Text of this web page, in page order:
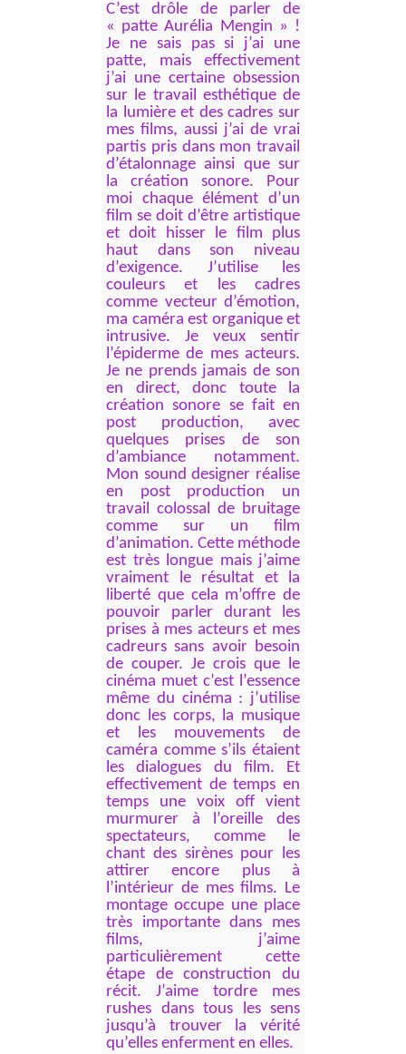
C’est drôle de parler de
« patte Aurélia Mengin » !
Je ne sais pas si j’ai une
patte, mais effectivement
j’ai une certaine obsession
sur le travail esthétique de
la lumière et des cadres sur
mes films, aussi j’ai de vrai
partis pris dans mon travail
d’étalonnage ainsi que sur
la création sonore. Pour
moi chaque élément d’un
film se doit d’être artistique
et doit hisser le film plus
haut dans son niveau
d’exigence. J’utilise les
couleurs et les cadres
comme vecteur d’émotion,
ma caméra est organique et
intrusive. Je veux sentir
l’épiderme de mes acteurs.
Je ne prends jamais de son
en direct, donc toute la
création sonore se fait en
post production, avec
quelques prises de son
d’ambiance notamment.
Mon sound designer réalise
en post production un
travail colossal de bruitage
comme sur un film
d’animation. Cette méthode
est très longue mais j’aime
vraiment le résultat et la
liberté que cela m’offre de
pouvoir parler durant les
prises à mes acteurs et mes
cadreurs sans avoir besoin
de couper. Je crois que le
cinéma muet c’est l’essence
même du cinéma : j’utilise
donc les corps, la musique
et les mouvements de
caméra comme s’ils étaient
les dialogues du film. Et
effectivement de temps en
temps une voix off vient
murmurer à l’oreille des
spectateurs, comme le
chant des sirènes pour les
attirer encore plus à
l’intérieur de mes films. Le
montage occupe une place
très importante dans mes
films, j’aime
particulièrement cette
étape de construction du
récit. J’aime tordre mes
rushes dans tous les sens
jusqu’à trouver la vérité
qu’elles enferment en elles.